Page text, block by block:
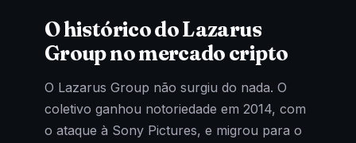
O histórico do Lazarus
Group no mercado cripto
O Lazarus Group não surgiu do nada. O
coletivo ganhou notoriedade em 2014, com
o ataque à Sony Pictures, e migrou para o